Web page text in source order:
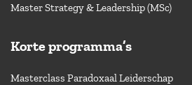
Master Strategy & Leadership (MSc)
Korte programma’s
Masterclass Paradoxaal Leiderschap